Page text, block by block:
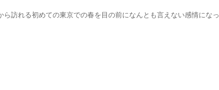
訪れる初めての東京での春を目の前になんとも言えない感情になっ